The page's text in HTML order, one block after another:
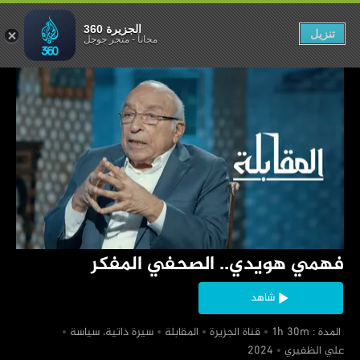
‏فهمي هويدي.. الصحفي المفكر
شاهد
‏ المدة : 1h 30m
‏قناة الجزيرة ‏المقابلة
‏سيرة ذاتية، سياسة
‏علي الظفيري
المفكر
الجزيرة 360
مجاناً-متجر جوجل تنزيل